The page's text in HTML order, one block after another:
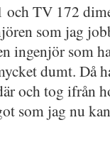
TV 172
som jag
ingenjör som
dumt. Då
och tog ifrån
som jag nu